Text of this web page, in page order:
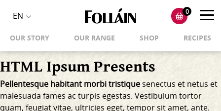
EN
language
selector
0
OUR STORY OUR RANGE SHOP RECIPES
HTML Ipsum Presents
Pellentesque habitant morbi tristiquesenectus et netus et
malesuada fames ac turpis egestas. Vestibulum tortor
quam, feugiat vitae, ultricies eget, tempor sit amet, ante.